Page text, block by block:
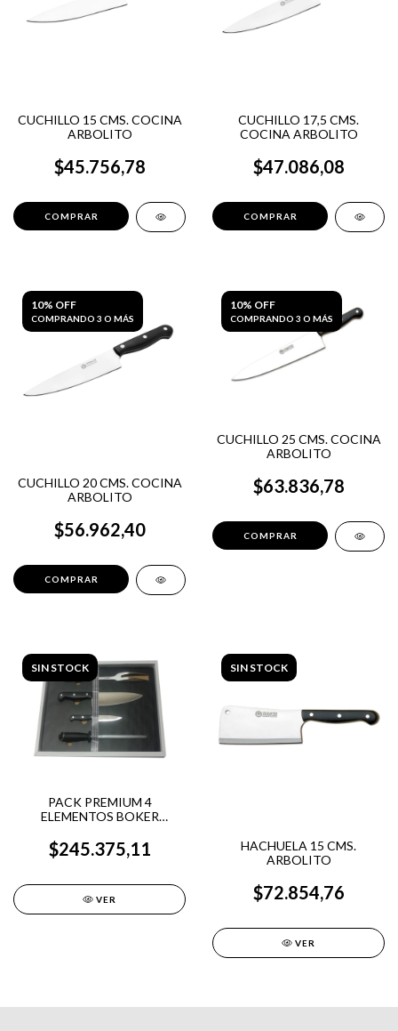
CUCHILLO 15 CMS. COCINA
ARBOLITO
$45.756,78
CUCHILLO 17,5 CMS.
COCINA ARBOLITO
$47.086,08
10% OFF
COMPRANDO 3 O MÁS
CUCHILLO 20 CMS. COCINA
ARBOLITO
$56.962,40
10% OFF
COMPRANDO 3 O MÁS
CUCHILLO 25 CMS. COCINA
ARBOLITO
$63.836,78
SIN STOCK
PACK PREMIUM 4
ELEMENTOS BOKER
$245.375,11
VER
SIN STOCK
HACHUELA 15 CMS.
ARBOLITO
$72.854,76
VER